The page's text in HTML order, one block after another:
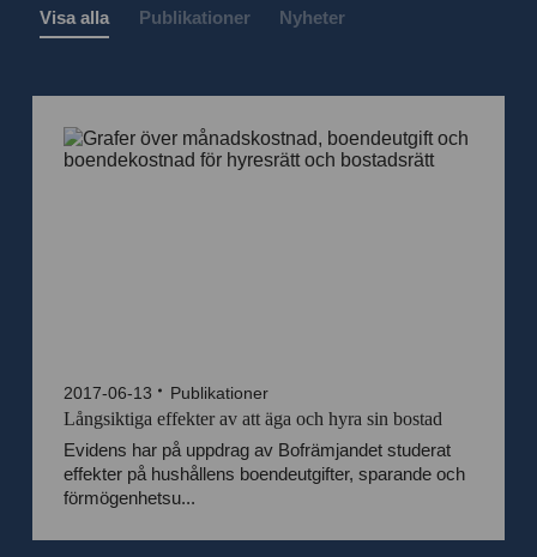
Visa alla Publikationer Nyheter
2017-06-13 Publikationer
Långsiktiga effekter av att äga och hyra sin bostad
Evidens har på uppdrag av Bofrämjandet studerat
effekter på hushållens boendeutgifter, sparande och
förmögenhetsu...